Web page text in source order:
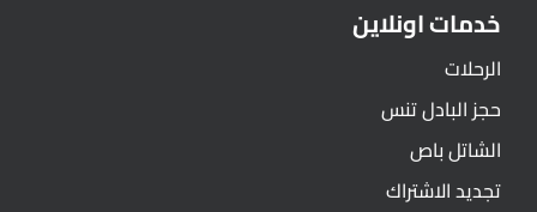
خدمات اونلاين
الرحلات
حجز البادل تنس
الشاتل باص
تجديد الاشتراك